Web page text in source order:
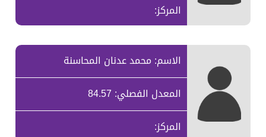
المركز:
الاسم: محمد عدنان المحاسنة
المعدل الفصلي: 84.57
المركز: